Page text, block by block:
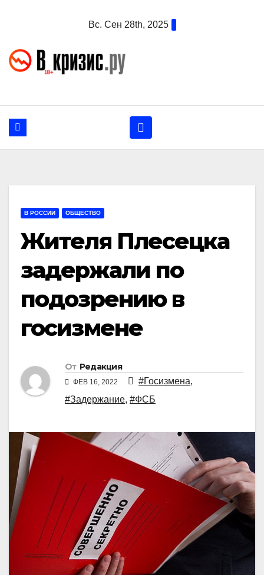
Вс. Сен 28th, 2025
В РОССИИ ОБЩЕСТВО
Жителя Плесецка
задержали по
подозрению в
госизмене
От Редакция
ФЕВ 16, 2022 #Госизмена,
#Задержание, #ФСБ